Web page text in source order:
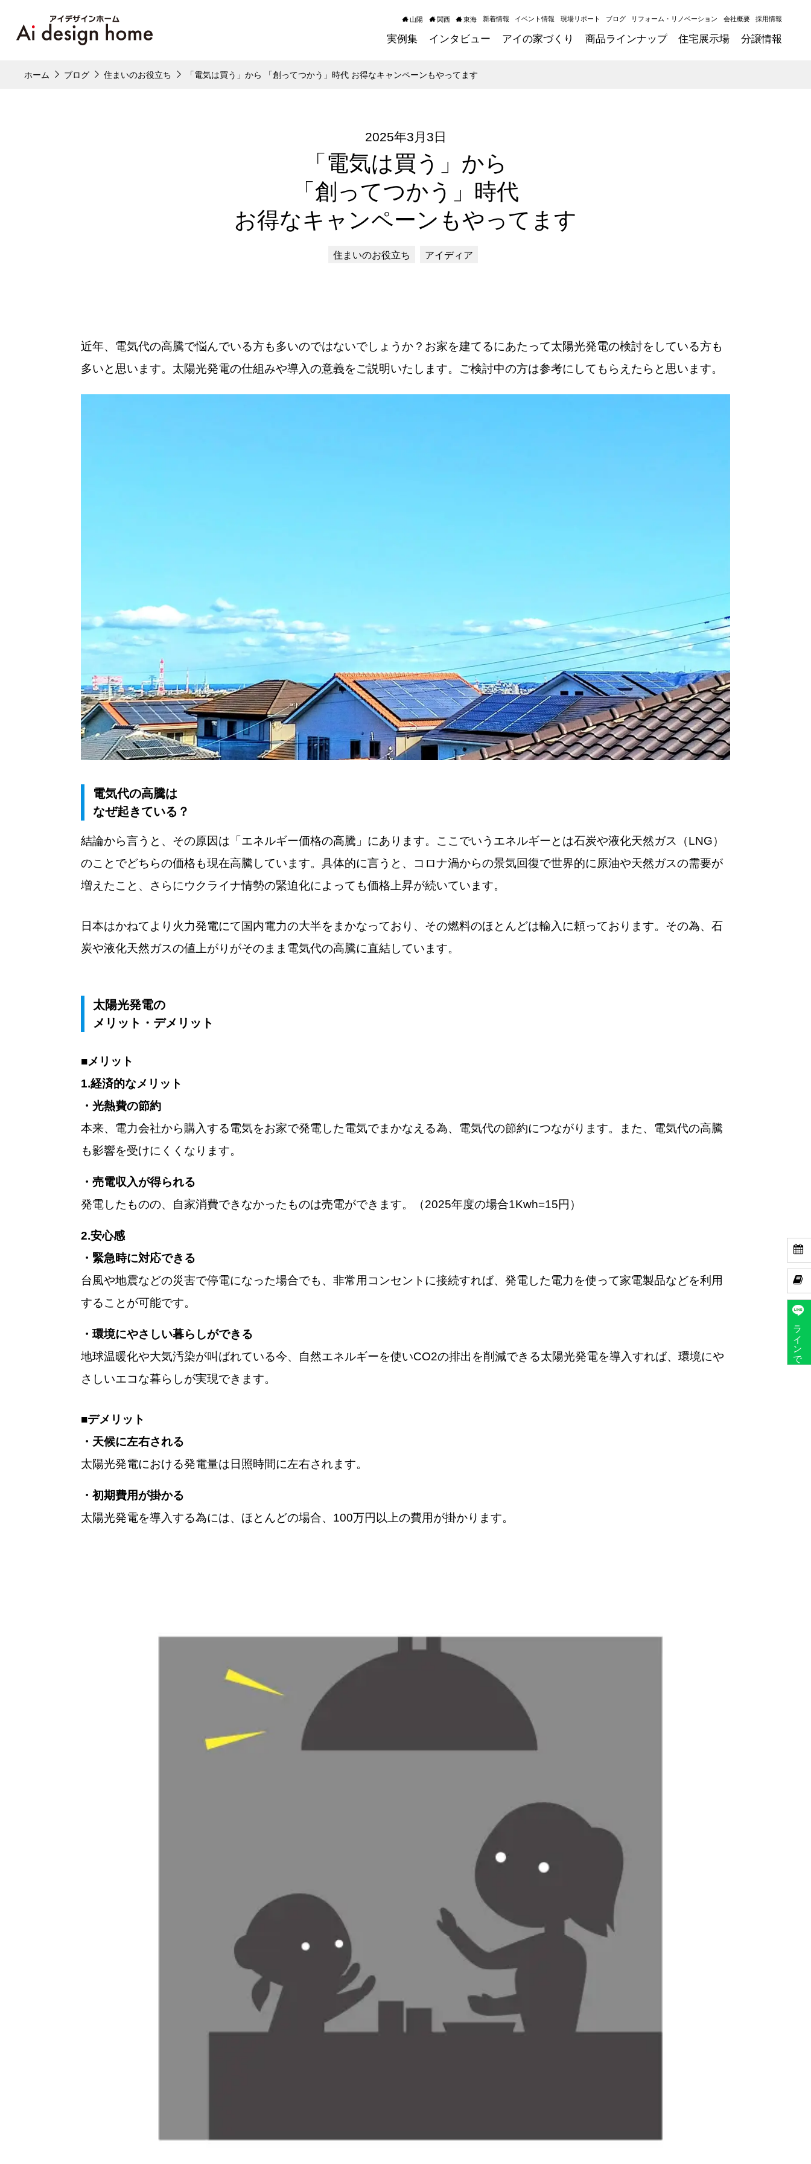


ラインで予約
山陽 関西 東海 新着情報 イベント情報 現場リポート ブログ リフォーム・リノベーション 会社概要 採用情報
実例集 インタビュー アイの家づくり 商品ラインナップ 住宅展示場 分譲情報
ホーム ブログ 住まいのお役立ち 「電気は買う」から 「創ってつかう」時代 お得なキャンペーンもやってます
2025年3月3日
「電気は買う」から
「創ってつかう」時代
お得なキャンペーンもやってます
住まいのお役立ち アイディア
近年、電気代の高騰で悩んでいる方も多いのではないでしょうか？お家を建てるにあたって太陽光発電の検討をしている方も
多いと思います。太陽光発電の仕組みや導入の意義をご説明いたします。ご検討中の方は参考にしてもらえたらと思います。
電気代の高騰は
なぜ起きている？
結論から言うと、その原因は「エネルギー価格の高騰」にあります。ここでいうエネルギーとは石炭や液化天然ガス（LNG）
のことでどちらの価格も現在高騰しています。具体的に言うと、コロナ渦からの景気回復で世界的に原油や天然ガスの需要が
増えたこと、さらにウクライナ情勢の緊迫化によっても価格上昇が続いています。
日本はかねてより火力発電にて国内電力の大半をまかなっており、その燃料のほとんどは輸入に頼っております。その為、石
炭や液化天然ガスの値上がりがそのまま電気代の高騰に直結しています。
太陽光発電の
メリット・デメリット
■メリット
1.経済的なメリット
・光熱費の節約
本来、電力会社から購入する電気をお家で発電した電気でまかなえる為、電気代の節約につながります。また、電気代の高騰
も影響を受けにくくなります。
・売電収入が得られる
発電したものの、自家消費できなかったものは売電ができます。（2025年度の場合1Kwh=15円）
2.安心感
・緊急時に対応できる
台風や地震などの災害で停電になった場合でも、非常用コンセントに接続すれば、発電した電力を使って家電製品などを利用
することが可能です。
・環境にやさしい暮らしができる
地球温暖化や大気汚染が叫ばれている今、自然エネルギーを使いCO2の排出を削減できる太陽光発電を導入すれば、環境にや
さしいエコな暮らしが実現できます。
■デメリット
・天候に左右される
太陽光発電における発電量は日照時間に左右されます。
・初期費用が掛かる
太陽光発電を導入する為には、ほとんどの場合、100万円以上の費用が掛かります。